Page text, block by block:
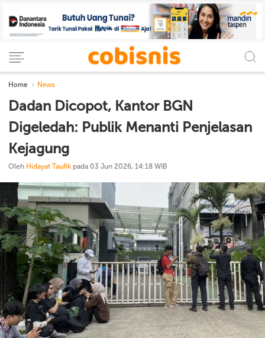
Home News
Dadan Dicopot, Kantor BGN
Digeledah: Publik Menanti Penjelasan
Kejagung
Oleh Hidayat Taufik pada 03 Jun 2026, 14:18 WIB